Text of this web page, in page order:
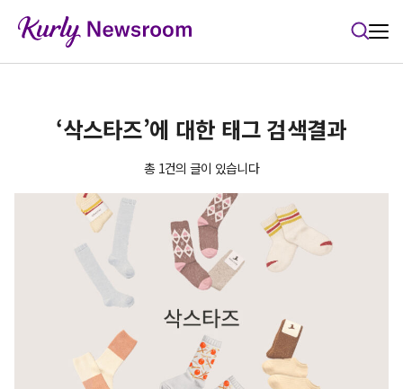
‘삭스타즈’에 대한 태그 검색결과
총 1건의 글이 있습니다